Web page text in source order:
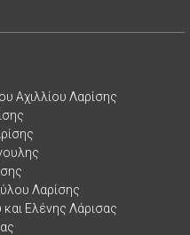
Αχιλλίου Λαρίσης
Λαρίσης
Ελένης Λάρισας